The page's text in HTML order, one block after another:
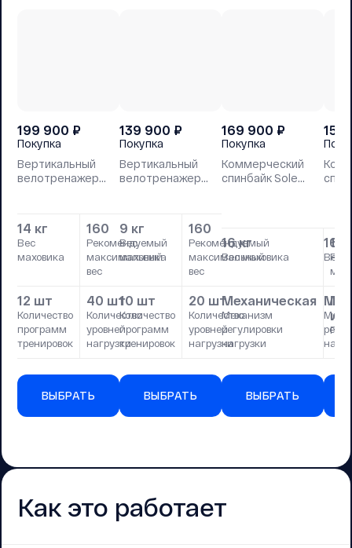
199 900 ₽
Покупка
Вертикальный
велотренажер
14 кг
Вес
маховика
160
Рекомендуемый
максимальный
вес
12 шт
Количество
программ
тренировок
40 шт
Количество
уровней
нагрузки
ВЫБРАТЬ
139 900 ₽
Покупка
Вертикальный
велотренажер
9 кг
Вес
маховика
160
Рекомендуемый
максимальный
вес
10 шт
Количество
программ
тренировок
20 шт
Количество
уровней
нагрузки
ВЫБРАТЬ
169 900 ₽
Покупка
Коммерческий
спинбайк Sole
16 кг
Вес маховика
160
Механическая
Механизм
регулировки
нагрузки
и
ВЫБРАТЬ
159
16
Вес
Как это работает